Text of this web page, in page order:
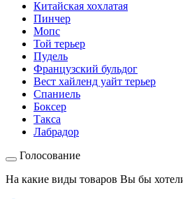
Китайская хохлатая
Пинчер
Мопс
Той терьер
Пудель
Французский бульдог
Вест хайленд уайт терьер
Спаниель
Боксер
Такса
Лабрадор
Голосование
На какие виды товаров Вы бы